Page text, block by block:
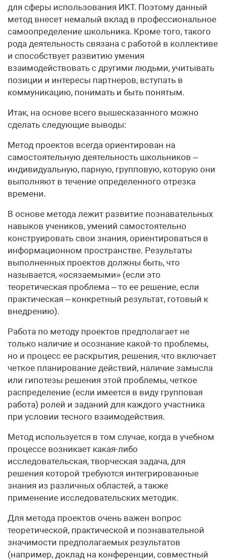
для сферы использования ИКТ. Поэтому данный
метод внесет немалый вклад в профессиональное
самоопределение школьника. Кроме того, такого
рода деятельность связана с работой в коллективе
и способствует развитию умения
взаимодействовать с другими людьми, учитывать
позиции и интересы партнеров, вступать в
коммуникацию, понимать и быть понятым.
Итак, на основе всего вышесказанного можно
сделать следующие выводы:
Метод проектов всегда ориентирован на
самостоятельную деятельность школьников –
индивидуальную, парную, групповую, которую они
выполняют в течение определенного отрезка
времени.
В основе метода лежит развитие познавательных
навыков учеников, умений самостоятельно
конструировать свои знания, ориентироваться в
информационном пространстве. Результаты
выполненных проектов должны быть, что
называется, «осязаемыми» (если это
теоретическая проблема – то ее решение, если
практическая – конкретный результат, готовый к
внедрению).
Работа по методу проектов предполагает не
только наличие и осознание какой-то проблемы,
но и процесс ее раскрытия, решения, что включает
четкое планирование действий, наличие замысла
или гипотезы решения этой проблемы, четкое
распределение (если имеется в виду групповая
работа) ролей и заданий для каждого участника
при условии тесного взаимодействия.
Метод используется в том случае, когда в учебном
процессе возникает какая-либо
исследовательская, творческая задача, для
решения которой требуются интегрированные
знания из различных областей, а также
применение исследовательских методик.
Для метода проектов очень важен вопрос
теоретической, практической и познавательной
значимости предполагаемых результатов
(например, доклад на конференции, совместный